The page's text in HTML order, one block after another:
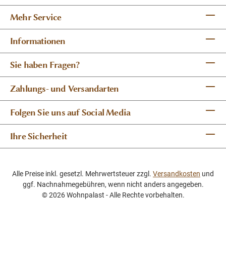
Mehr Service
Informationen
Sie haben Fragen?
Zahlungs- und Versandarten
Folgen Sie uns auf Social Media
Ihre Sicherheit
Alle Preise inkl. gesetzl. Mehrwertsteuer zzgl. Versandkosten und
ggf. Nachnahmegebühren, wenn nicht anders angegeben.
© 2026 Wohnpalast - Alle Rechte vorbehalten.